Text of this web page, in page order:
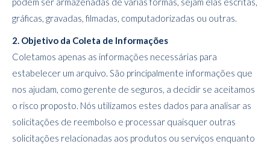
gráficas, gravadas, filmadas, computadorizadas ou outras.
2. Objetivo da Coleta de Informações
Coletamos apenas as informações necessárias para
estabelecer um arquivo. São principalmente informações que
nos ajudam, como gerente de seguros, a decidir se aceitamos
o risco proposto. Nós utilizamos estes dados para analisar as
solicitações de reembolso e processar quaisquer outras
solicitações relacionadas aos produtos ou serviços enquanto